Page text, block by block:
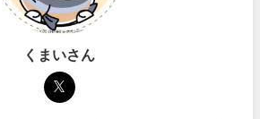
くまいさん